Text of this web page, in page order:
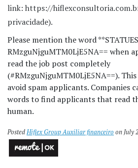
link: https://
privacidade).
Please mention the word
RMzguNjguMTM0LjE5NA== when
read the job post completely
(#RMzguNjguMTM0LjE5NA==).
avoid spam applicants. Companies
words to find applicants that read
human.
PostedHiflex Group Auxiliar financeiro on July